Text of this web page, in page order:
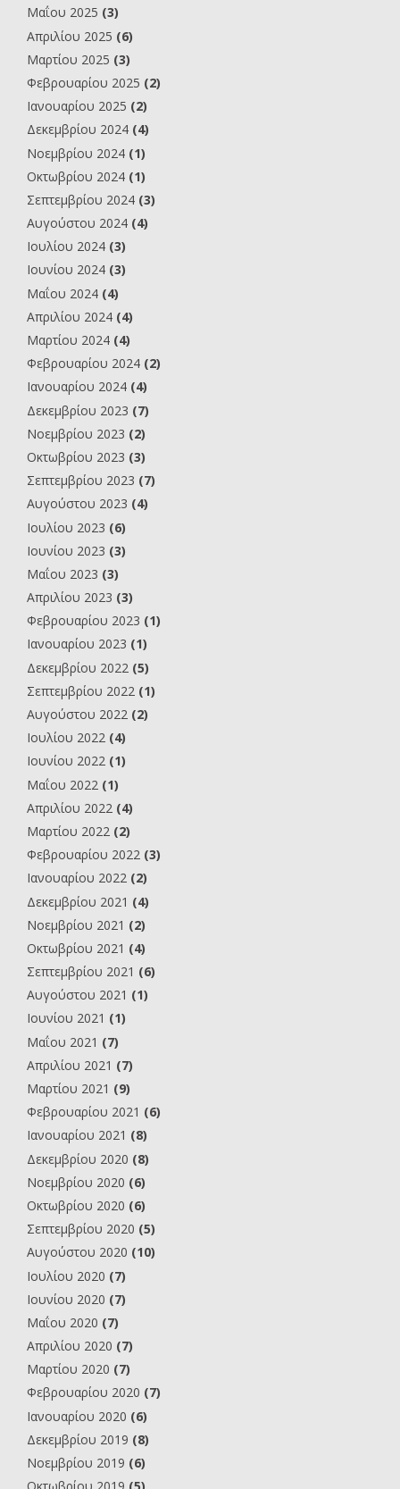
Μαΐου 2025 (3)
Απριλίου 2025 (6)
Μαρτίου 2025 (3)
Φεβρουαρίου 2025 (2)
Ιανουαρίου 2025 (2)
Δεκεμβρίου 2024 (4)
Νοεμβρίου 2024 (1)
Οκτωβρίου 2024 (1)
Σεπτεμβρίου 2024 (3)
Αυγούστου 2024 (4)
Ιουλίου 2024 (3)
Ιουνίου 2024 (3)
Μαΐου 2024 (4)
Απριλίου 2024 (4)
Μαρτίου 2024 (4)
Φεβρουαρίου 2024 (2)
Ιανουαρίου 2024 (4)
Δεκεμβρίου 2023 (7)
Νοεμβρίου 2023 (2)
Οκτωβρίου 2023 (3)
Σεπτεμβρίου 2023 (7)
Αυγούστου 2023 (4)
Ιουλίου 2023 (6)
Ιουνίου 2023 (3)
Μαΐου 2023 (3)
Απριλίου 2023 (3)
Φεβρουαρίου 2023 (1)
Ιανουαρίου 2023 (1)
Δεκεμβρίου 2022 (5)
Σεπτεμβρίου 2022 (1)
Αυγούστου 2022 (2)
Ιουλίου 2022 (4)
Ιουνίου 2022 (1)
Μαΐου 2022 (1)
Απριλίου 2022 (4)
Μαρτίου 2022 (2)
Φεβρουαρίου 2022 (3)
Ιανουαρίου 2022 (2)
Δεκεμβρίου 2021 (4)
Νοεμβρίου 2021 (2)
Οκτωβρίου 2021 (4)
Σεπτεμβρίου 2021 (6)
Αυγούστου 2021 (1)
Ιουνίου 2021 (1)
Μαΐου 2021 (7)
Απριλίου 2021 (7)
Μαρτίου 2021 (9)
Φεβρουαρίου 2021 (6)
Ιανουαρίου 2021 (8)
Δεκεμβρίου 2020 (8)
Νοεμβρίου 2020 (6)
Οκτωβρίου 2020 (6)
Σεπτεμβρίου 2020 (5)
Αυγούστου 2020 (10)
Ιουλίου 2020 (7)
Ιουνίου 2020 (7)
Μαΐου 2020 (7)
Απριλίου 2020 (7)
Μαρτίου 2020 (7)
Φεβρουαρίου 2020 (7)
Ιανουαρίου 2020 (6)
Δεκεμβρίου 2019 (8)
Νοεμβρίου 2019 (6)